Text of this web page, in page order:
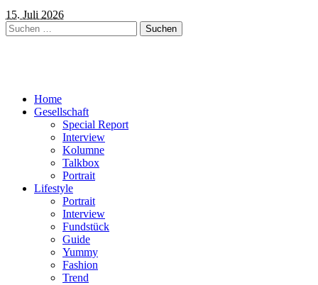
15. Juli 2026
Suchen
nach:
Home
Gesellschaft
Special Report
Interview
Kolumne
Talkbox
Portrait
Lifestyle
Portrait
Interview
Fundstück
Guide
Yummy
Fashion
Trend